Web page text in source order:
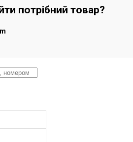
потрібний товар?